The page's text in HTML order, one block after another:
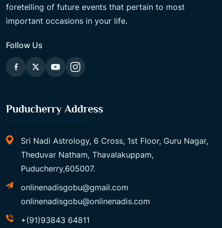
foretelling of future events that pertain to most
important occasions in your life.
Follow Us
Puducherry Address
Sri Nadi Astrology, 6 Cross, 1st Floor, Guru Nagar,
Theduvar Natham, Thavalakuppam,
Puducherry,605007.
onlinenadisgobu@gmail.com
onlinenadisgobu@onlinenadis.com
+(91)93843 64811